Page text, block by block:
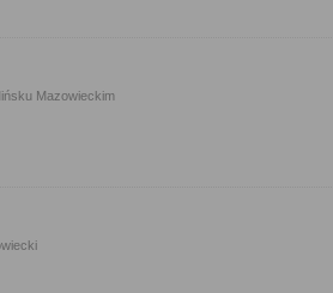
Mazowieckim